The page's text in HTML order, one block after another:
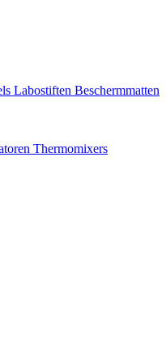
Labostiften Beschermmatten
Thermomixers